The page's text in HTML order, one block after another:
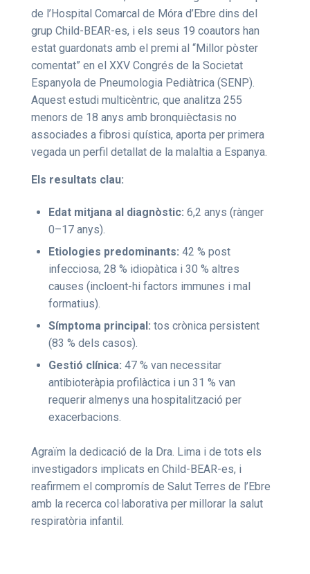
de l’Hospital Comarcal de Móra d’Ebre dins del
grup Child-BEAR-es, i els seus 19 coautors han
estat guardonats amb el premi al “Millor pòster
comentat” en el XXV Congrés de la Societat
Espanyola de Pneumologia Pediàtrica (SENP).
Aquest estudi multicèntric, que analitza 255
menors de 18 anys amb bronquièctasis no
associades a fibrosi quística, aporta per primera
vegada un perfil detallat de la malaltia a Espanya.
Els resultats clau:
Edat mitjana al diagnòstic: 6,2 anys (rànger
0–17 anys).
Etiologies predominants: 42 % post
infecciosa, 28 % idiopàtica i 30 % altres
causes (incloent-hi factors immunes i mal
formatius).
Símptoma principal: tos crònica persistent
(83 % dels casos).
Gestió clínica: 47 % van necessitar
antibioteràpia profilàctica i un 31 % van
requerir almenys una hospitalització per
exacerbacions.
Agraïm la dedicació de la Dra. Lima i de tots els
investigadors implicats en Child-BEAR-es, i
reafirmem el compromís de Salut Terres de l’Ebre
amb la recerca col·laborativa per millorar la salut
respiratòria infantil.